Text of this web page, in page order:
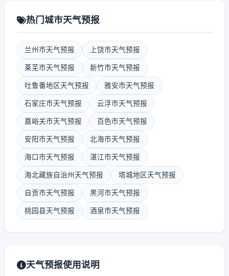
热门城市天气预报
兰州市天气预报 上饶市天气预报
莱芜市天气预报 新竹市天气预报
吐鲁番地区天气预报 雅安市天气预报
石家庄市天气预报 云浮市天气预报
嘉峪关市天气预报 百色市天气预报
安阳市天气预报 北海市天气预报
海口市天气预报 湛江市天气预报
海北藏族自治州天气预报 塔城地区天气预报
自贡市天气预报 黑河市天气预报
桃园县天气预报 酒泉市天气预报
天气预报使用说明